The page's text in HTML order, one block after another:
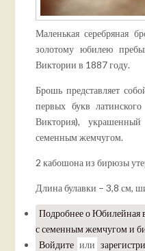
Маленькая серебряная
золотому юбилею
Виктории в 1887 году.
Брошь представляет
первых букв
Виктория),
семенным жемчугом.
2 кабошона из бирюзы
Длина булавки – 3,8 см,
Подробнеео Юбилейная
с семенным жемчугом и
Войдите или